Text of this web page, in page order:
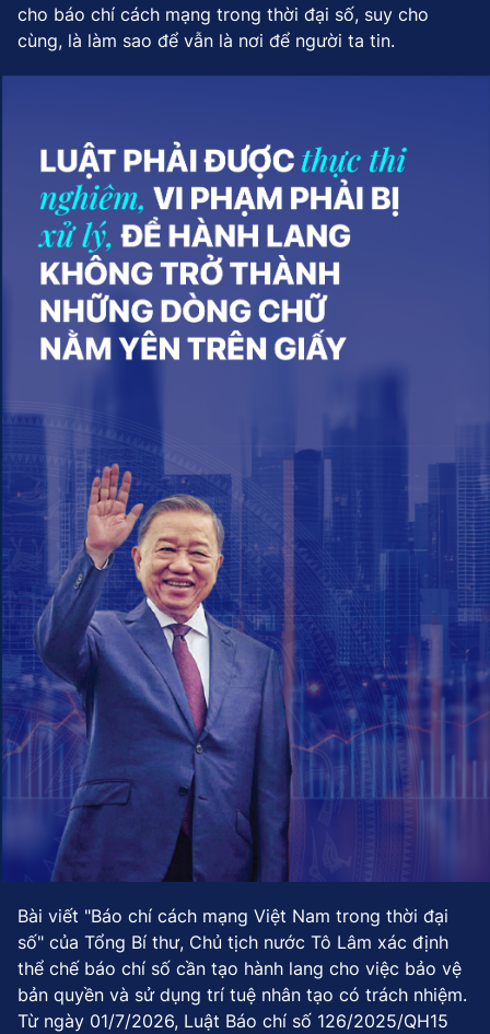
cho báo chí cách mạng trong thời đại số, suy cho
cùng, là làm sao để vẫn là nơi để người ta tin.
Bài viết "Báo chí cách mạng Việt Nam trong thời đại
số" của Tổng Bí thư, Chủ tịch nước Tô Lâm xác định
thể chế báo chí số cần tạo hành lang cho việc bảo vệ
bản quyền và sử dụng trí tuệ nhân tạo có trách nhiệm.
Từ ngày 01/7/2026, Luật Báo chí số 126/2025/QH15